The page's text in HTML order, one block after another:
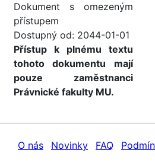
Dokument s omezeným
přístupem
Dostupný od: 2044-01-01
Přístup k plnému textu
tohoto dokumentu mají
pouze zaměstnanci
Právnické fakulty MU.
O nás Novinky FAQ